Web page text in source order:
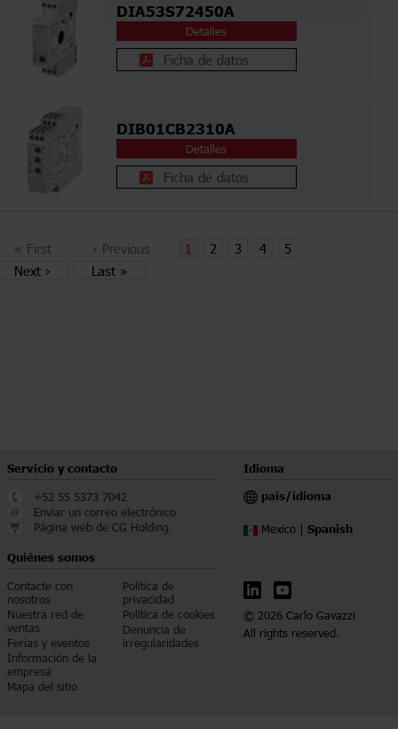
DIA53S72450A
Detalles
Ficha de datos
DIB01CB2310A
Detalles
Ficha de datos
« First ‹ Previous 1 2 3 4
5
Next › Last »
Servicio y contacto
+52 55 5373 7042
Enviar un correo electrónico
Página web de CG Holding
Quiénes somos
Contacte con
nosotros
Nuestra red de
ventas
Ferias y eventos
Información de la
empresa
Mapa del sitio
Política de
privacidad
Política de cookies
Denuncia de
irregularidades
Idioma
país/idioma
Mexico | Spanish
© 2026 Carlo Gavazzi
All rights reserved.